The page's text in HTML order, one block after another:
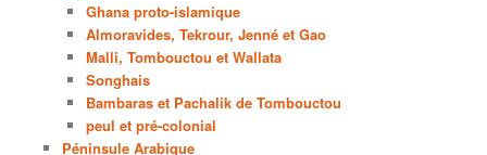
Ghana proto-islamique
Almoravides, Tekrour, Jenné et Gao
Malli, Tombouctou et Wallata
Songhais
Bambaras et Pachalik de Tombouctou
peul et pré-colonial
Péninsule Arabique